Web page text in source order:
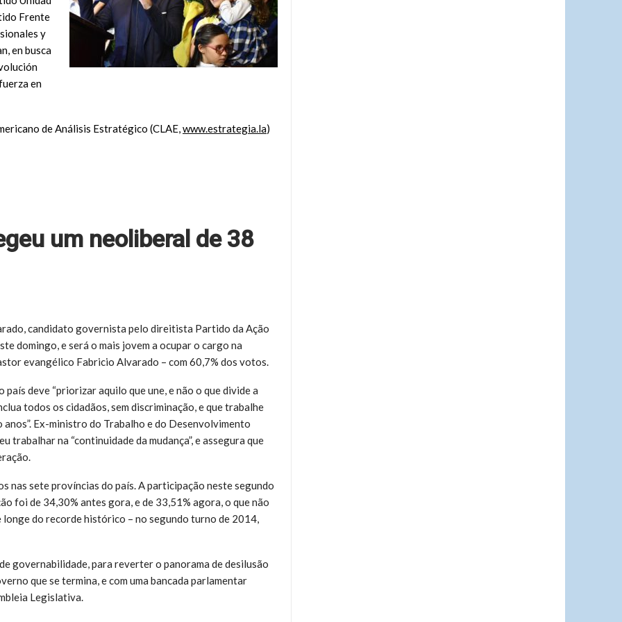
Frente
y
en busca
en
de Análisis Estratégico (CLAE,www.estrategia.la)
um neoliberal de 38
candidato governista pelo direitista Partido da Ação
domingo, e será o mais jovem a ocupar o cargo na
evangélico Fabricio Alvarado – com 60,7% dos votos.
deve “priorizar aquilo que une, e não o que divide a
todos os cidadãos, sem discriminação, e que trabalhe
Ex-ministro do Trabalho e do Desenvolvimento
na “continuidade da mudança”, e assegura que
sete províncias do país. A participação neste segundo
foi de 34,30% antes gora, e de 33,51% agora, o que não
do recorde histórico – no segundo turno de 2014,
governabilidade, para reverter o panorama de desilusão
que se termina, e com uma bancada parlamentar
Legislativa.